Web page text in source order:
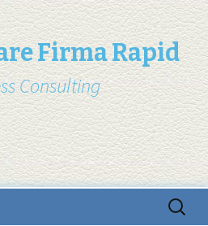
Firma Rapid
Consulting
Search
for: